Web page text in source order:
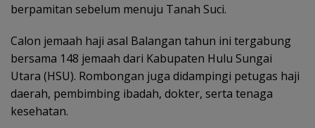
berpamitan sebelum menuju Tanah Suci.
Calon jemaah haji asal Balangan tahun ini tergabung
bersama 148 jemaah dari Kabupaten Hulu Sungai
Utara (HSU). Rombongan juga didampingi petugas haji
daerah, pembimbing ibadah, dokter, serta tenaga
kesehatan.